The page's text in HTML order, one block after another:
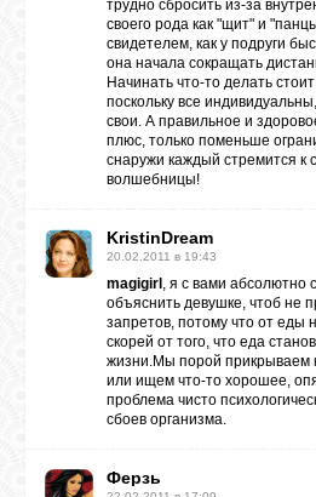
трудно сбросить из-за
своего рода как "щит" и
свидетелем, как у подруги
она начала сокращать
Начинать что-то делать
поскольку все
свои. А правильное и
плюс, только поменьше
снаружи каждый стремится к
волшебницы!
KristinDream
20.02.2011 в 19:43
magigirl , я с вами абсолютно
объяснить девушке, чтоб не
запретов, потому что от еды
скорей от того, что еда
жизни.Мы порой прикрываем
или ищем что-то хорошее,
проблема чисто
сбоев организма.
Ферзь